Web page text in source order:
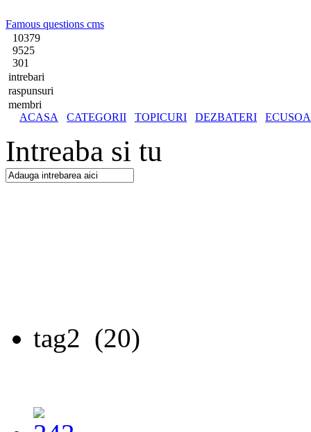
Famous questions cms
10379
9525
301
intrebari
raspunsuri
membri
ACASA
CATEGORII TOPICURI DEZBATERI
Intreaba si tu
tag2 (20)